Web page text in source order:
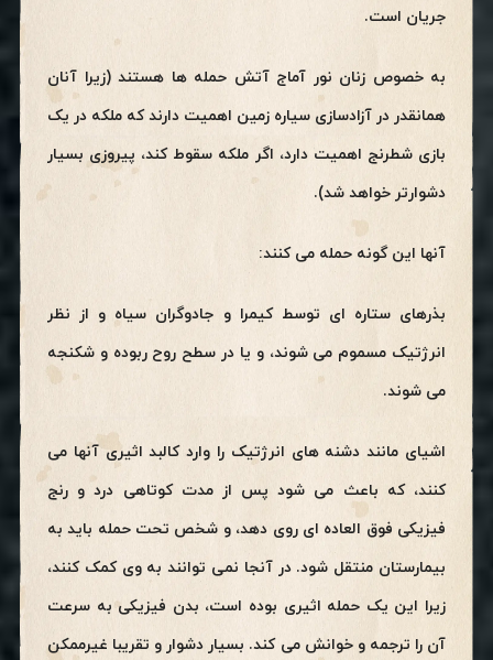
جریان است.
به خصوص زنان نور آماج آتش حمله ها هستند (زیرا آنان
همانقدر در آزادسازی سیاره زمین اهمیت دارند که ملکه در یک
بازی شطرنج اهمیت دارد، اگر ملکه سقوط کند، پیروزی بسیار
دشوارتر خواهد شد).
آنها این گونه حمله می کنند:
بذرهای ستاره ای توسط کیمرا و جادوگران سیاه و از نظر
انرژتیک مسموم می شوند، و یا در سطح روح ربوده و شکنجه
می شوند.
اشیای مانند دشنه های انرژتیک را وارد کالبد اثیری آنها می
کنند، که باعث می شود پس از مدت کوتاهی درد و رنج
فیزیکی فوق العاده ای روی دهد، و شخص تحت حمله باید به
بیمارستان منتقل شود. در آنجا نمی توانند به وی کمک کنند،
زیرا این یک حمله اثیری بوده است، بدن فیزیکی به سرعت
آن را ترجمه و خوانش می کند. بسیار دشوار و تقریبا غیرممکن